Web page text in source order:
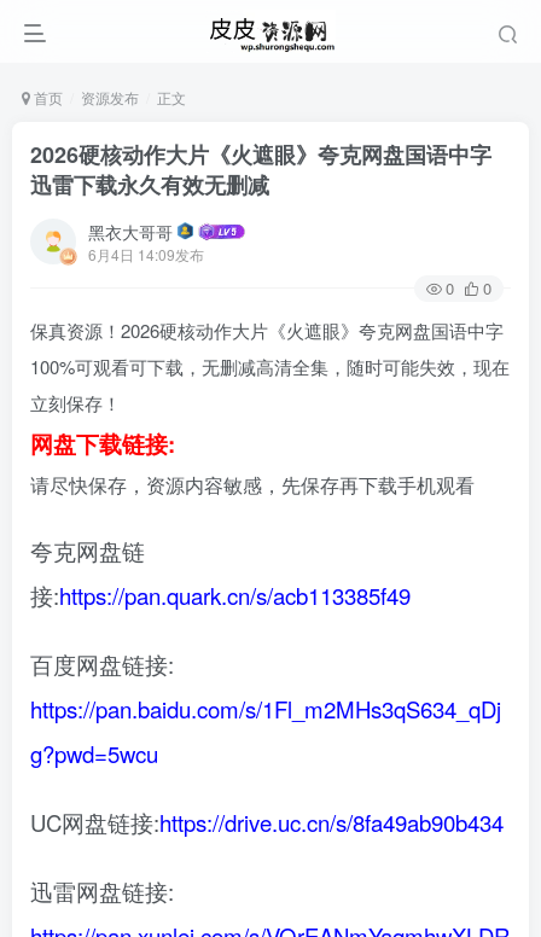
首页 资源发布 正文
2026硬核动作大片《火遮眼》夸克网盘国语中字
迅雷下载永久有效无删减
黑衣大哥哥
6月4日 14:09发布
0 0
保真资源！2026硬核动作大片《火遮眼》夸克网盘国语中字
100%可观看可下载，无删减高清全集，随时可能失效，现在
立刻保存！
网盘下载链接:
请尽快保存，资源内容敏感，先保存再下载手机观看
夸克网盘链
接:https://pan.quark.cn/s/acb113385f49
百度网盘链接:
https://pan.baidu.com/s/1Fl_m2MHs3qS634_qDj
g?pwd=5wcu
UC网盘链接:https://drive.uc.cn/s/8fa49ab90b434
迅雷网盘链接: